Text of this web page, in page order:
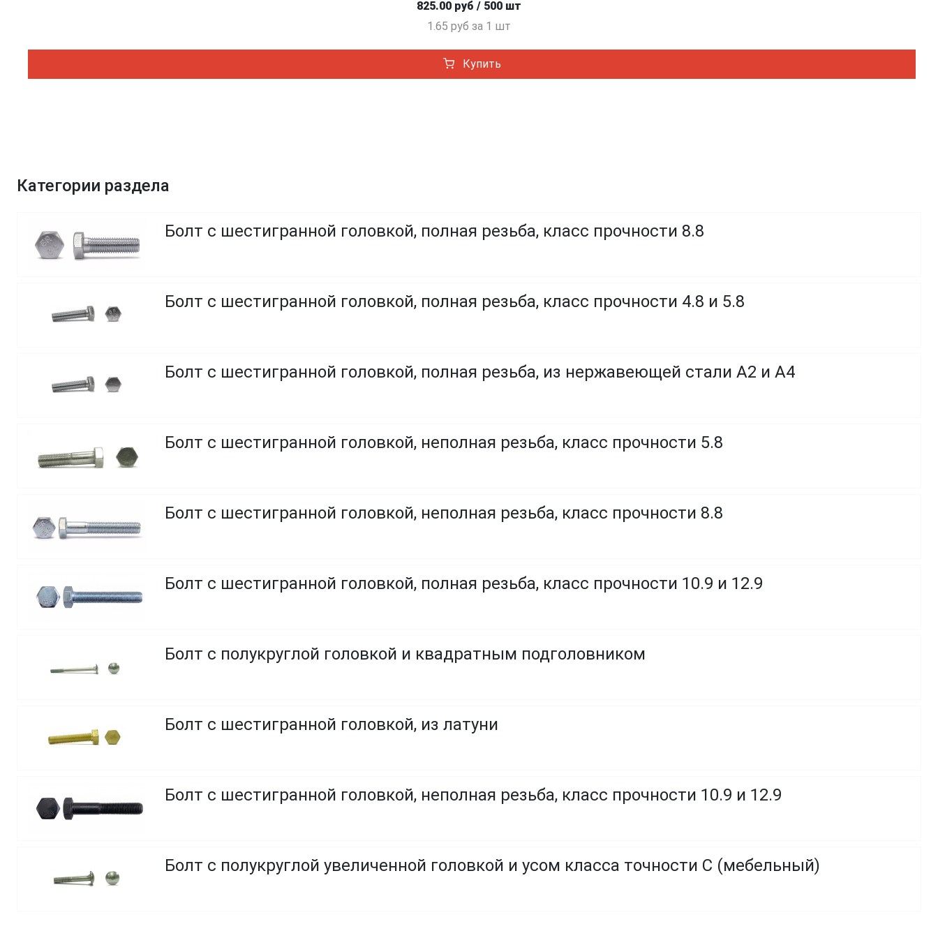
825.00 руб / 500 шт
1.65 руб за 1 шт
Купить
Категории раздела
Болт с шестигранной головкой, полная резьба, класс прочности 8.8
Болт с шестигранной головкой, полная резьба, класс прочности 4.8 и 5.8
Болт с шестигранной головкой, полная резьба, из нержавеющей стали A2 и A4
Болт с шестигранной головкой, неполная резьба, класс прочности 5.8
Болт с шестигранной головкой, неполная резьба, класс прочности 8.8
Болт с шестигранной головкой, полная резьба, класс прочности 10.9 и 12.9
Болт с полукруглой головкой и квадратным подголовником
Болт с шестигранной головкой, из латуни
Болт с шестигранной головкой, неполная резьба, класс прочности 10.9 и 12.9
Болт с полукруглой увеличенной головкой и усом класса точности C (мебельный)